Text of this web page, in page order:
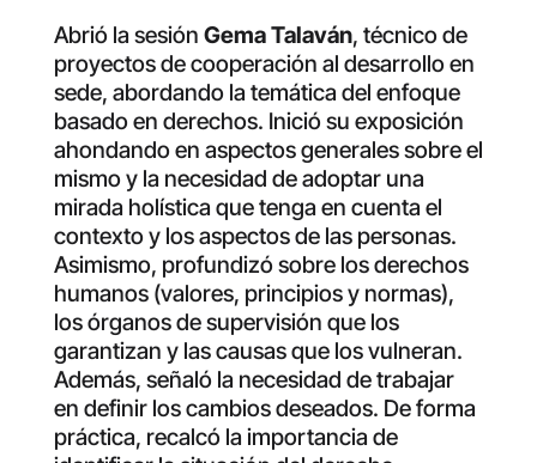
Abrió la sesión Gema Talaván, técnico de
proyectos de cooperación al desarrollo en
sede, abordando la temática del enfoque
basado en derechos. Inició su exposición
ahondando en aspectos generales sobre el
mismo y la necesidad de adoptar una
mirada holística que tenga en cuenta el
contexto y los aspectos de las personas.
Asimismo, profundizó sobre los derechos
humanos (valores, principios y normas),
los órganos de supervisión que los
garantizan y las causas que los vulneran.
Además, señaló la necesidad de trabajar
en definir los cambios deseados. De forma
práctica, recalcó la importancia de